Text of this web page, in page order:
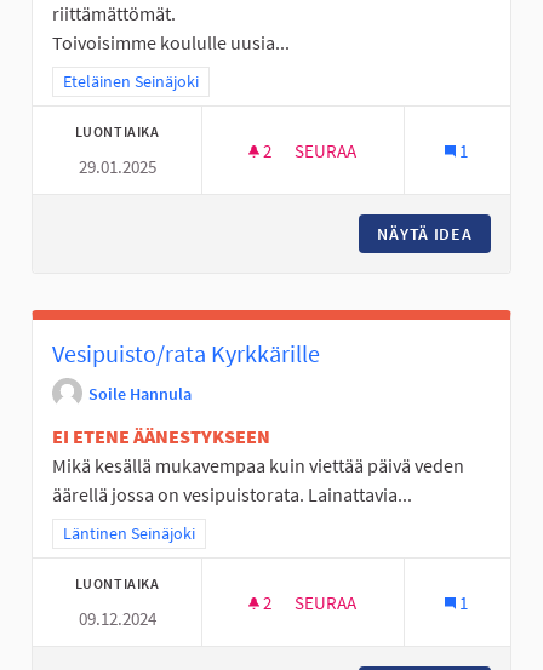
riittämättömät.
Toivoisimme koululle uusia...
Rajaa tulokset teeman mukaan: Eteläinen Seinäjoki
Eteläinen Seinäjoki
LUONTIAIKA
29.01.2025
2 2 SEURAAJAA
SEURAA 1
NÄYTÄ IDEA
Vesipuisto/rata Kyrkkärille
Soile Hannula
EI ETENE ÄÄNESTYKSEEN
Mikä kesällä mukavempaa kuin viettää päivä veden
äärellä jossa on vesipuistorata. Lainattavia...
Rajaa tulokset teeman mukaan: Läntinen Seinäjoki
Läntinen Seinäjoki
LUONTIAIKA
09.12.2024
2 2 SEURAAJAA
SEURAA 1